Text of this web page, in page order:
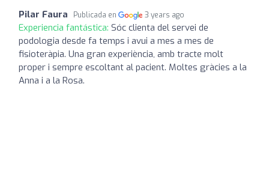
Pilar Faura Publicada en 3 years ago
Experiencia fantástica: Sóc clienta del servei de
podologia desde fa temps i avui a mes a mes de
fisioteràpia. Una gran experiència, amb tracte molt
proper i sempre escoltant al pacient. Moltes gràcies a la
Anna i a la Rosa.